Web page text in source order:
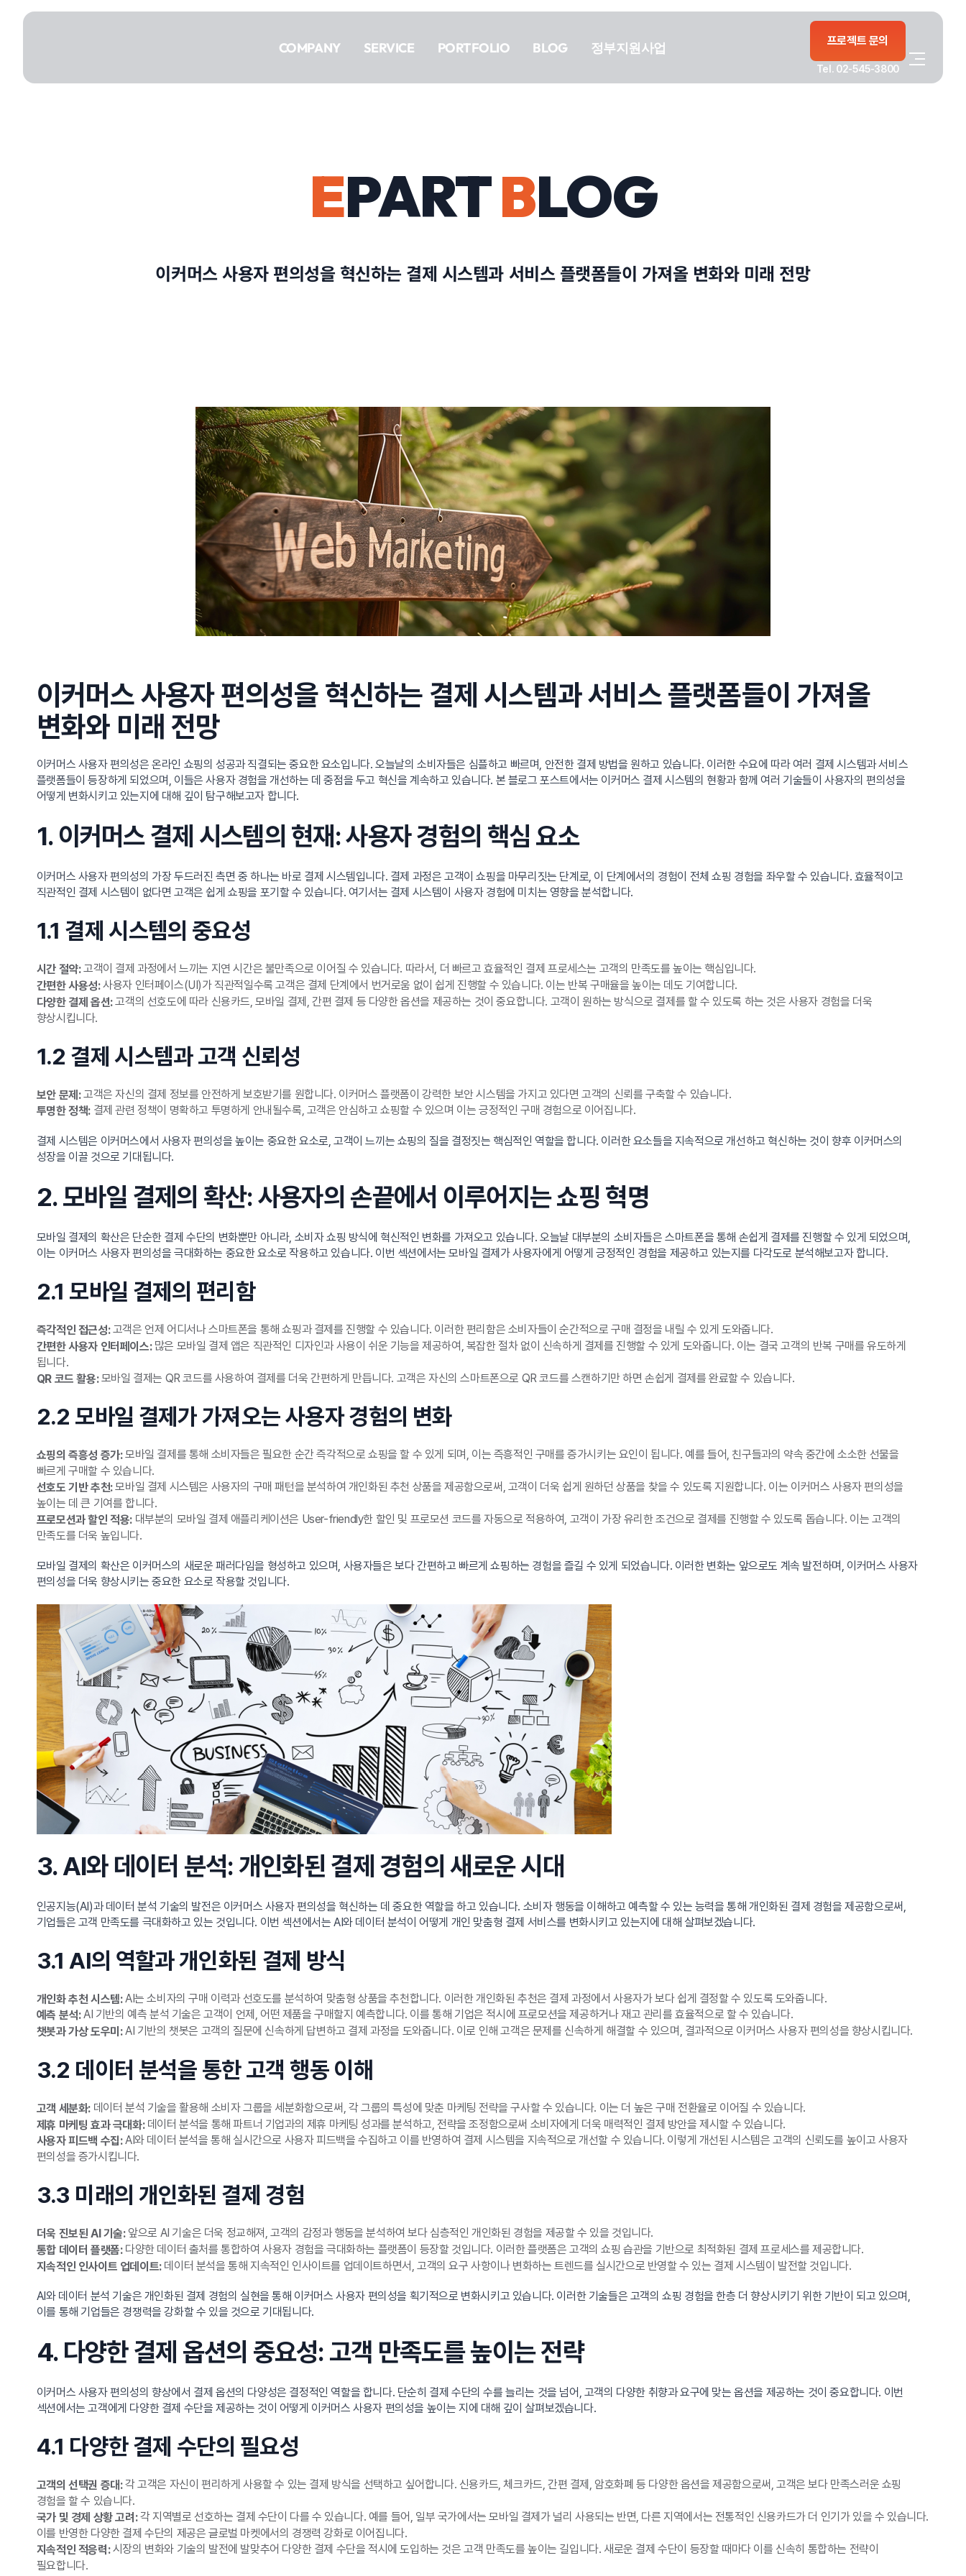
건너뛰기
COMPANY SERVICE PORTFOLIO BLOG 정부지원사업 프로젝트 문의
Tel. 02-545-3800
PORTFOLIO
정부지원사업
EPARTBLOG
이커머스 사용자 편의성을 혁신하는 결제 시스템과 서비스 플랫폼들이 가져올 변화와 미래 전망
이커머스 사용자 편의성을 혁신하는 결제 시스템과 서비스 플랫폼들이 가져올
변화와 미래 전망
이커머스 사용자 편의성은 온라인 쇼핑의 성공과 직결되는 중요한 요소입니다. 오늘날의 소비자들은 심플하고 빠르며, 안전한 결제 방법을 원하고 있습니다. 이러한 수요에 따라 여러 결제 시스템과 서비스
플랫폼들이 등장하게 되었으며, 이들은 사용자 경험을 개선하는 데 중점을 두고 혁신을 계속하고 있습니다. 본 블로그 포스트에서는 이커머스 결제 시스템의 현황과 함께 여러 기술들이 사용자의 편의성을
어떻게 변화시키고 있는지에 대해 깊이 탐구해보고자 합니다.
1. 이커머스 결제 시스템의 현재: 사용자 경험의 핵심 요소
이커머스 사용자 편의성의 가장 두드러진 측면 중 하나는 바로 결제 시스템입니다. 결제 과정은 고객이 쇼핑을 마무리짓는 단계로, 이 단계에서의 경험이 전체 쇼핑 경험을 좌우할 수 있습니다. 효율적이고
직관적인 결제 시스템이 없다면 고객은 쉽게 쇼핑을 포기할 수 있습니다. 여기서는 결제 시스템이 사용자 경험에 미치는 영향을 분석합니다.
1.1 결제 시스템의 중요성
시간 절약:고객이 결제 과정에서 느끼는 지연 시간은 불만족으로 이어질 수 있습니다. 따라서, 더 빠르고 효율적인 결제 프로세스는 고객의 만족도를 높이는 핵심입니다.
간편한 사용성:사용자 인터페이스(UI)가 직관적일수록 고객은 결제 단계에서 번거로움 없이 쉽게 진행할 수 있습니다. 이는 반복 구매율을 높이는 데도 기여합니다.
다양한 결제 옵션:고객의 선호도에 따라 신용카드, 모바일 결제, 간편 결제 등 다양한 옵션을 제공하는 것이 중요합니다. 고객이 원하는 방식으로 결제를 할 수 있도록 하는 것은 사용자 경험을 더욱
향상시킵니다.
1.2 결제 시스템과 고객 신뢰성
보안 문제:고객은 자신의 결제 정보를 안전하게 보호받기를 원합니다. 이커머스 플랫폼이 강력한 보안 시스템을 가지고 있다면 고객의 신뢰를 구축할 수 있습니다.
투명한 정책:결제 관련 정책이 명확하고 투명하게 안내될수록, 고객은 안심하고 쇼핑할 수 있으며 이는 긍정적인 구매 경험으로 이어집니다.
결제 시스템은 이커머스에서 사용자 편의성을 높이는 중요한 요소로, 고객이 느끼는 쇼핑의 질을 결정짓는 핵심적인 역할을 합니다. 이러한 요소들을 지속적으로 개선하고 혁신하는 것이 향후 이커머스의
성장을 이끌 것으로 기대됩니다.
2. 모바일 결제의 확산: 사용자의 손끝에서 이루어지는 쇼핑 혁명
모바일 결제의 확산은 단순한 결제 수단의 변화뿐만 아니라, 소비자 쇼핑 방식에 혁신적인 변화를 가져오고 있습니다. 오늘날 대부분의 소비자들은 스마트폰을 통해 손쉽게 결제를 진행할 수 있게 되었으며,
이는 이커머스 사용자 편의성을 극대화하는 중요한 요소로 작용하고 있습니다. 이번 섹션에서는 모바일 결제가 사용자에게 어떻게 긍정적인 경험을 제공하고 있는지를 다각도로 분석해보고자 합니다.
2.1 모바일 결제의 편리함
즉각적인 접근성:고객은 언제 어디서나 스마트폰을 통해 쇼핑과 결제를 진행할 수 있습니다. 이러한 편리함은 소비자들이 순간적으로 구매 결정을 내릴 수 있게 도와줍니다.
간편한 사용자 인터페이스:많은 모바일 결제 앱은 직관적인 디자인과 사용이 쉬운 기능을 제공하여, 복잡한 절차 없이 신속하게 결제를 진행할 수 있게 도와줍니다. 이는 결국 고객의 반복 구매를 유도하게
됩니다.
QR 코드 활용:모바일 결제는 QR 코드를 사용하여 결제를 더욱 간편하게 만듭니다. 고객은 자신의 스마트폰으로 QR 코드를 스캔하기만 하면 손쉽게 결제를 완료할 수 있습니다.
2.2 모바일 결제가 가져오는 사용자 경험의 변화
쇼핑의 즉흥성 증가:모바일 결제를 통해 소비자들은 필요한 순간 즉각적으로 쇼핑을 할 수 있게 되며, 이는 즉흥적인 구매를 증가시키는 요인이 됩니다. 예를 들어, 친구들과의 약속 중간에 소소한 선물을
빠르게 구매할 수 있습니다.
선호도 기반 추천:모바일 결제 시스템은 사용자의 구매 패턴을 분석하여 개인화된 추천 상품을 제공함으로써, 고객이 더욱 쉽게 원하던 상품을 찾을 수 있도록 지원합니다. 이는 이커머스 사용자 편의성을
높이는 데 큰 기여를 합니다.
프로모션과 할인 적용:대부분의 모바일 결제 애플리케이션은 User-friendly한 할인 및 프로모션 코드를 자동으로 적용하여, 고객이 가장 유리한 조건으로 결제를 진행할 수 있도록 돕습니다. 이는 고객의
만족도를 더욱 높입니다.
모바일 결제의 확산은 이커머스의 새로운 패러다임을 형성하고 있으며, 사용자들은 보다 간편하고 빠르게 쇼핑하는 경험을 즐길 수 있게 되었습니다. 이러한 변화는 앞으로도 계속 발전하며, 이커머스 사용자
편의성을 더욱 향상시키는 중요한 요소로 작용할 것입니다.
3. AI와 데이터 분석: 개인화된 결제 경험의 새로운 시대
인공지능(AI)과 데이터 분석 기술의 발전은 이커머스 사용자 편의성을 혁신하는 데 중요한 역할을 하고 있습니다. 소비자 행동을 이해하고 예측할 수 있는 능력을 통해 개인화된 결제 경험을 제공함으로써,
기업들은 고객 만족도를 극대화하고 있는 것입니다. 이번 섹션에서는 AI와 데이터 분석이 어떻게 개인 맞춤형 결제 서비스를 변화시키고 있는지에 대해 살펴보겠습니다.
3.1 AI의 역할과 개인화된 결제 방식
개인화 추천 시스템:AI는 소비자의 구매 이력과 선호도를 분석하여 맞춤형 상품을 추천합니다. 이러한 개인화된 추천은 결제 과정에서 사용자가 보다 쉽게 결정할 수 있도록 도와줍니다.
예측 분석:AI 기반의 예측 분석 기술은 고객이 언제, 어떤 제품을 구매할지 예측합니다. 이를 통해 기업은 적시에 프로모션을 제공하거나 재고 관리를 효율적으로 할 수 있습니다.
챗봇과 가상 도우미:AI 기반의 챗봇은 고객의 질문에 신속하게 답변하고 결제 과정을 도와줍니다. 이로 인해 고객은 문제를 신속하게 해결할 수 있으며, 결과적으로 이커머스 사용자 편의성을 향상시킵니다.
3.2 데이터 분석을 통한 고객 행동 이해
고객 세분화:데이터 분석 기술을 활용해 소비자 그룹을 세분화함으로써, 각 그룹의 특성에 맞춘 마케팅 전략을 구사할 수 있습니다. 이는 더 높은 구매 전환율로 이어질 수 있습니다.
제휴 마케팅 효과 극대화:데이터 분석을 통해 파트너 기업과의 제휴 마케팅 성과를 분석하고, 전략을 조정함으로써 소비자에게 더욱 매력적인 결제 방안을 제시할 수 있습니다.
사용자 피드백 수집:AI와 데이터 분석을 통해 실시간으로 사용자 피드백을 수집하고 이를 반영하여 결제 시스템을 지속적으로 개선할 수 있습니다. 이렇게 개선된 시스템은 고객의 신뢰도를 높이고 사용자
편의성을 증가시킵니다.
3.3 미래의 개인화된 결제 경험
더욱 진보된 AI 기술:앞으로 AI 기술은 더욱 정교해져, 고객의 감정과 행동을 분석하여 보다 심층적인 개인화된 경험을 제공할 수 있을 것입니다.
통합 데이터 플랫폼:다양한 데이터 출처를 통합하여 사용자 경험을 극대화하는 플랫폼이 등장할 것입니다. 이러한 플랫폼은 고객의 쇼핑 습관을 기반으로 최적화된 결제 프로세스를 제공합니다.
지속적인 인사이트 업데이트:데이터 분석을 통해 지속적인 인사이트를 업데이트하면서, 고객의 요구 사항이나 변화하는 트렌드를 실시간으로 반영할 수 있는 결제 시스템이 발전할 것입니다.
AI와 데이터 분석 기술은 개인화된 결제 경험의 실현을 통해 이커머스 사용자 편의성을 획기적으로 변화시키고 있습니다. 이러한 기술들은 고객의 쇼핑 경험을 한층 더 향상시키기 위한 기반이 되고 있으며,
이를 통해 기업들은 경쟁력을 강화할 수 있을 것으로 기대됩니다.
4. 다양한 결제 옵션의 중요성: 고객 만족도를 높이는 전략
이커머스 사용자 편의성의 향상에서 결제 옵션의 다양성은 결정적인 역할을 합니다. 단순히 결제 수단의 수를 늘리는 것을 넘어, 고객의 다양한 취향과 요구에 맞는 옵션을 제공하는 것이 중요합니다. 이번
섹션에서는 고객에게 다양한 결제 수단을 제공하는 것이 어떻게 이커머스 사용자 편의성을 높이는 지에 대해 깊이 살펴보겠습니다.
4.1 다양한 결제 수단의 필요성
고객의 선택권 증대:각 고객은 자신이 편리하게 사용할 수 있는 결제 방식을 선택하고 싶어합니다. 신용카드, 체크카드, 간편 결제, 암호화폐 등 다양한 옵션을 제공함으로써, 고객은 보다 만족스러운 쇼핑
경험을 할 수 있습니다.
국가 및 경제 상황 고려:각 지역별로 선호하는 결제 수단이 다를 수 있습니다. 예를 들어, 일부 국가에서는 모바일 결제가 널리 사용되는 반면, 다른 지역에서는 전통적인 신용카드가 더 인기가 있을 수 있습니다.
이를 반영한 다양한 결제 수단의 제공은 글로벌 마켓에서의 경쟁력 강화로 이어집니다.
지속적인 적응력:시장의 변화와 기술의 발전에 발맞추어 다양한 결제 수단을 적시에 도입하는 것은 고객 만족도를 높이는 길입니다. 새로운 결제 수단이 등장할 때마다 이를 신속히 통합하는 전략이
필요합니다.